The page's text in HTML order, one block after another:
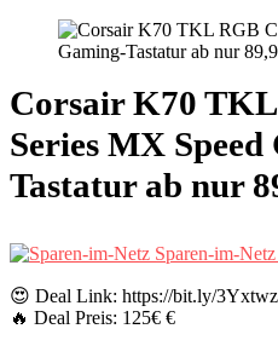
Corsair K70
Series MX
Tastatur ab nur
Sparen-im-Netz
😍 Deal Link: https://bit.ly/
🔥 Deal Preis: 125€ €